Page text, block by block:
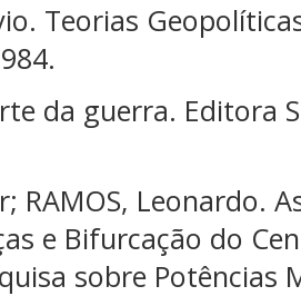
Teorias
da guerra. Editora
RAMOS, Leonardo.
e Bifurcação do
sobre Potências